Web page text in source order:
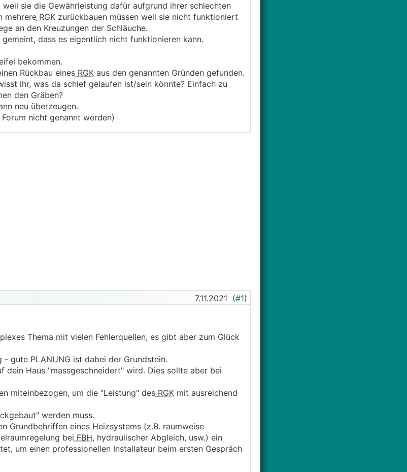
sie die Gewährleistung dafür aufgrund ihrer schlechten
mehrereRGKzurückbauen müssen weil sie nicht funktioniert
an den Kreuzungen der Schläuche.
dass es eigentlich nicht funktionieren kann.
bekommen.
Rückbau einesRGKaus den genannten Gründen gefunden.
ihr, was da schief gelaufen ist/sein könnte? Einfach zu
den Gräben?
neu überzeugen.
nicht genannt werden)
7.11.2021 (#1)
Thema mit vielen Fehlerquellen, es gibt aber zum Glück
gute PLANUNG ist dabei der Grundstein.
dein Haus "massgeschneidert" wird. Dies sollte aber bei
miteinbezogen, um die "Leistung" desRGKmit ausreichend
werden muss.
Grundbehriffen eines Heizsystems (z.B. raumweise
bei FBH, hydraulischer Abgleich, usw.) ein
um einen professionellen Installateur beim ersten Gespräch